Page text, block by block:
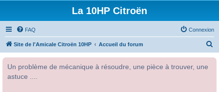
La 10HP Citroën
FAQ Connexion
Site de l'Amicale Citroën 10HP Accueil du forum
Un problème de mécanique à résoudre, une pièce à trouver, une
astuce ....